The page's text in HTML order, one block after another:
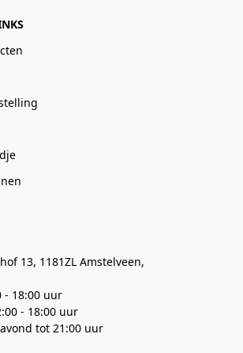
13, 1181ZL Amstelveen,
- 18:00 uur
- 18:00 uur
tot 21:00 uur